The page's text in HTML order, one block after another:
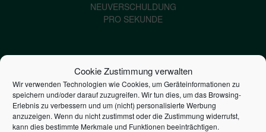
Cookie Zustimmung verwalten
Wir verwenden Technologien wie Cookies, um Geräteinformationen zu
speichern und/oder darauf zuzugreifen. Wir tun dies, um das Browsing-
Erlebnis zu verbessern und um (nicht) personalisierte Werbung
anzuzeigen. Wenn du nicht zustimmst oder die Zustimmung widerrufst,
kann dies bestimmte Merkmale und Funktionen beeinträchtigen.
NEUVERSCHULDUNG
PRO SEKUNDE
1,601€
ZINSEN
PRO SEKUNDE